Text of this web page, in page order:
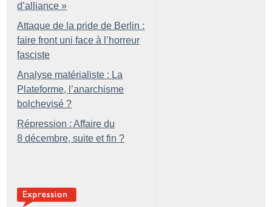
d’alliance »
Attaque de la pride de Berlin :
faire front uni face à l’horreur
fasciste
Analyse matérialiste : La
Plateforme, l’anarchisme
bolchevisé ?
Répression : Affaire du
8 décembre, suite et fin ?